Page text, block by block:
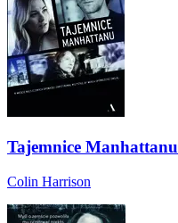
Tajemnice Manhattanu
Colin Harrison